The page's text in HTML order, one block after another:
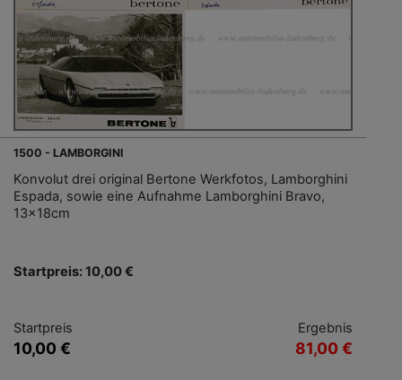
1500 - LAMBORGINI
Konvolut drei original Bertone Werkfotos, Lamborghini
Espada, sowie eine Aufnahme Lamborghini Bravo,
13x18cm
Startpreis: 10,00 €
Startpreis
10,00 €
Ergebnis
81,00 €